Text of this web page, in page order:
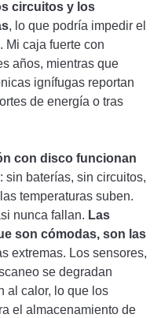
circuitos y los
, lo que podría impedir el
Mi caja fuerte con
años, mientras que
ignífugas reportan
de energía o tras
con disco funcionan
: sin baterías, sin circuitos,
temperaturas suben.
nunca fallan. Las
son cómodas, son las
extremas. Los sensores,
se degradan
al calor, lo que los
el almacenamiento de